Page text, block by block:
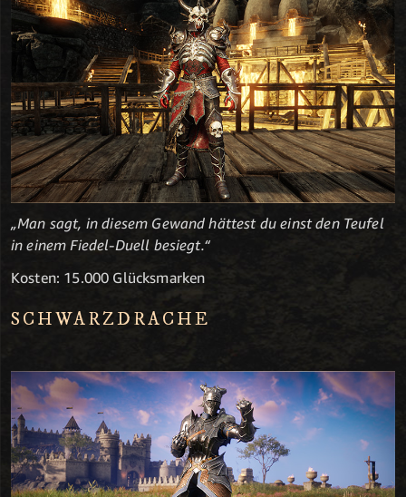
„Man sagt, in diesem Gewand hättest du einst den Teufel
in einem Fiedel-Duell besiegt.“
Kosten: 15.000 Glücksmarken
SCHWARZDRACHE